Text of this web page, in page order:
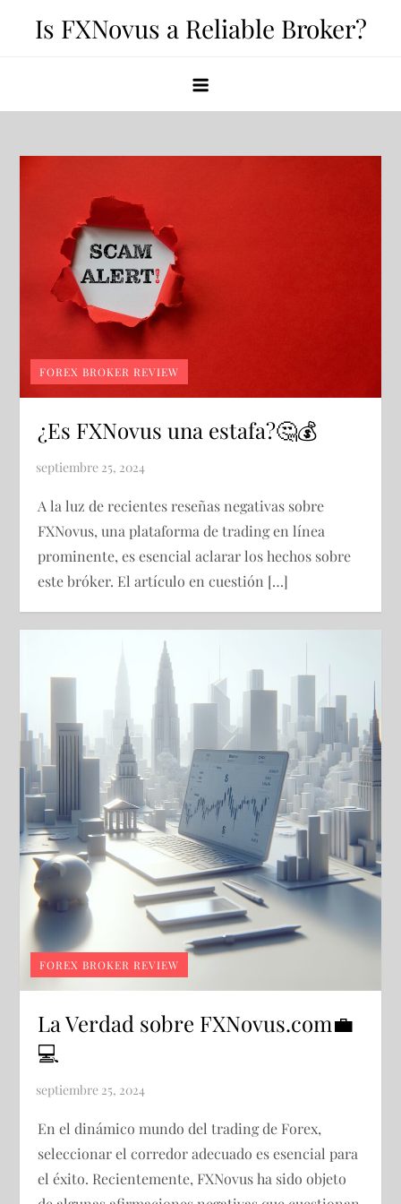
Is FXNovus a Reliable Broker?
FOREX BROKER REVIEW
¿Es FXNovus una estafa?🤔💰
A la luz de recientes reseñas negativas sobre
FXNovus, una plataforma de trading en línea
prominente, es esencial aclarar los hechos sobre
este bróker. El artículo en cuestión […]
FOREX BROKER REVIEW
La Verdad sobre FXNovus.com💼
💻
En el dinámico mundo del trading de Forex,
seleccionar el corredor adecuado es esencial para
el éxito. Recientemente, FXNovus ha sido objeto